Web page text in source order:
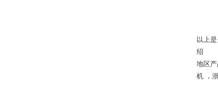
以上
绍
地区
机 ，